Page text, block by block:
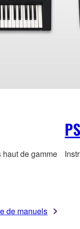
de gamme
de manuels